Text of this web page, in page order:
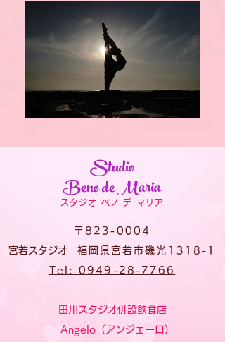
Studio
Beno deMaria
スタジオ ベノ デ マリア
〒823-0004
宮若スタジオ 福岡県宮若市磯光1318-1
Tel: 0949-28-7766
田川スタジオ併設飲食店
Angelo（アンジェーロ）